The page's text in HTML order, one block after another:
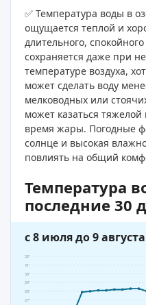
✅ Температура воды в
ощущается теплой и
длительного,
сохраняется даже при
температуре воздуха,
может сделать воду
мелководных или
может казаться
время жары. Погодные
солнце и высокая
повлиять на общий
Температура
последние 30
с 8 июля до 9 августа
27°
28°
29°
30°
31°
32°